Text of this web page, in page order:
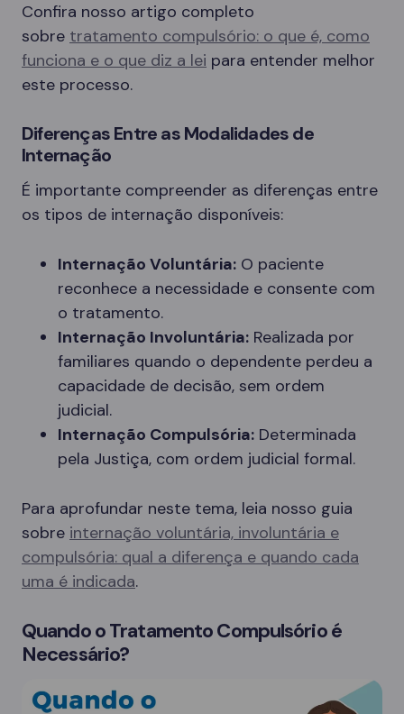
Confira nosso artigo completo
sobre tratamento compulsório: o que é, como
funciona e o que diz a lei para entender melhor
este processo.
Diferenças Entre as Modalidades de
Internação
É importante compreender as diferenças entre
os tipos de internação disponíveis:
Internação Voluntária: O paciente
reconhece a necessidade e consente com
o tratamento.
Internação Involuntária: Realizada por
familiares quando o dependente perdeu a
capacidade de decisão, sem ordem
judicial.
Internação Compulsória: Determinada
pela Justiça, com ordem judicial formal.
Para aprofundar neste tema, leia nosso guia
sobre internação voluntária, involuntária e
compulsória: qual a diferença e quando cada
uma é indicada.
Quando o Tratamento Compulsório é
Necessário?